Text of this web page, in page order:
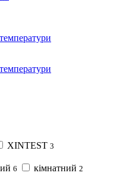
XINTEST 3
6 кімнатний 2